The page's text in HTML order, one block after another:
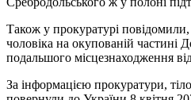
Також у прокуратурі
чоловіка на окупованій
подальшого місцезнаходження
За інформацією прокуратури,